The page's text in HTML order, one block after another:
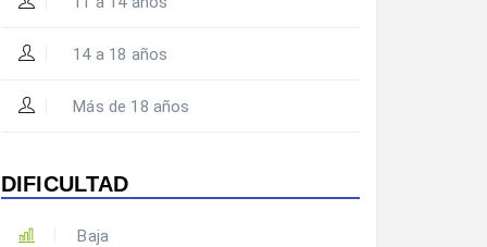
14 a 18 años
Más de 18 años
DIFICULTAD
Baja